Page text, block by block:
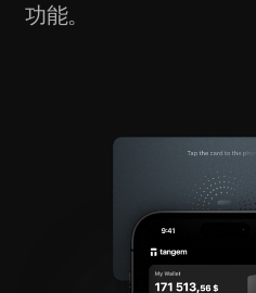
功能。